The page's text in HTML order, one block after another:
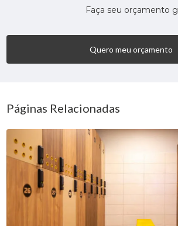
Faça seu orçamento
Quero meu orçamento
Páginas Relacionadas